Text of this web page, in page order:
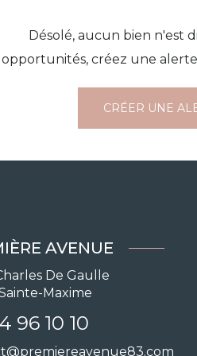
Désolé, aucun bien n'est
créez une
CRÉER UNE
AVENUE
De Gaulle
Maxime
96 10 10